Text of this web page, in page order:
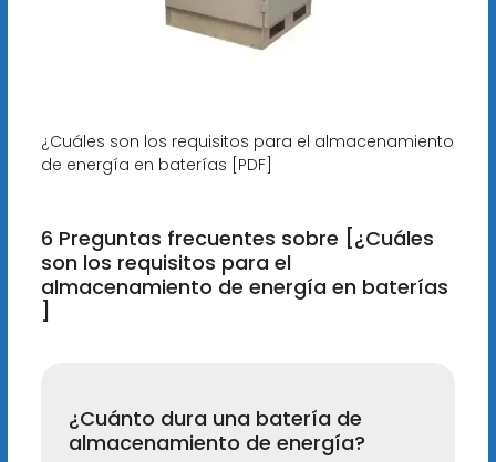
¿Cuáles son los requisitos para el almacenamiento
de energía en baterías [PDF]
6 Preguntas frecuentes sobre [¿Cuáles
son los requisitos para el
almacenamiento de energía en baterías
¿Cuánto dura una batería de
almacenamiento de energía?